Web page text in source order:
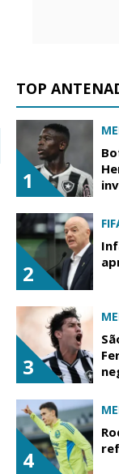
TOP
1
2
3
4